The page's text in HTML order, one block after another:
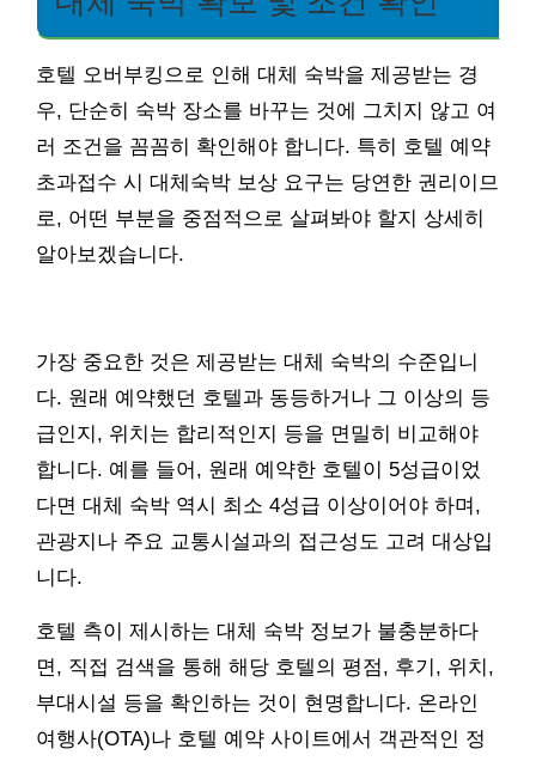
호텔 오버부킹으로 인해 대체 숙박을 제공받는 경
우, 단순히 숙박 장소를 바꾸는 것에 그치지 않고 여
러 조건을 꼼꼼히 확인해야 합니다. 특히 호텔 예약
초과접수 시 대체숙박 보상 요구는 당연한 권리이므
로, 어떤 부분을 중점적으로 살펴봐야 할지 상세히
알아보겠습니다.
가장 중요한 것은 제공받는 대체 숙박의 수준입니
다. 원래 예약했던 호텔과 동등하거나 그 이상의 등
급인지, 위치는 합리적인지 등을 면밀히 비교해야
합니다. 예를 들어, 원래 예약한 호텔이 5성급이었
다면 대체 숙박 역시 최소 4성급 이상이어야 하며,
관광지나 주요 교통시설과의 접근성도 고려 대상입
니다.
호텔 측이 제시하는 대체 숙박 정보가 불충분하다
면, 직접 검색을 통해 해당 호텔의 평점, 후기, 위치,
부대시설 등을 확인하는 것이 현명합니다. 온라인
여행사(OTA)나 호텔 예약 사이트에서 객관적인 정